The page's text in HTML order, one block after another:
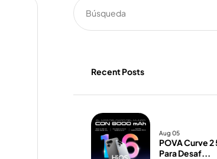
Recent Posts
Aug 05
POVA Curve
Para Desaf...